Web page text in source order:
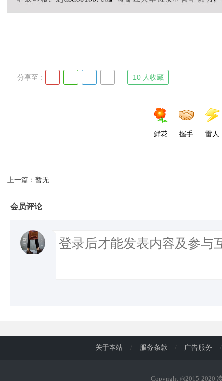
分享至 : 10 人收藏
鲜花 握手 雷人
上一篇：暂无
会员评论
关于本站 / 服务条款 / 广告服务 /
Copyright ◎2015-2020